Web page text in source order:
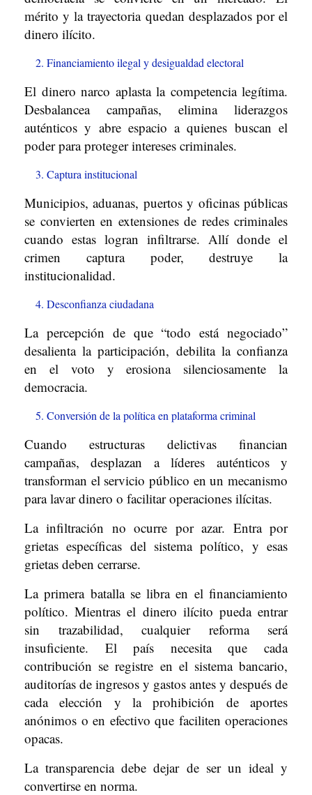
mérito y la trayectoria quedan desplazados por el
dinero ilícito.
Financiamiento ilegal y desigualdad electoral
El dinero narco aplasta la competencia legítima.
Desbalancea campañas, elimina liderazgos
auténticos y abre espacio a quienes buscan el
poder para proteger intereses criminales.
Captura institucional
Municipios, aduanas, puertos y oficinas públicas
se convierten en extensiones de redes criminales
cuando estas logran infiltrarse. Allí donde el
crimen captura poder, destruye la
institucionalidad.
Desconfianza ciudadana
La percepción de que “todo está negociado”
desalienta la participación, debilita la confianza
en el voto y erosiona silenciosamente la
democracia.
Conversión de la política en plataforma criminal
Cuando estructuras delictivas financian
campañas, desplazan a líderes auténticos y
transforman el servicio público en un mecanismo
para lavar dinero o facilitar operaciones ilícitas.
La infiltración no ocurre por azar. Entra por
grietas específicas del sistema político, y esas
grietas deben cerrarse.
La primera batalla se libra en el financiamiento
político. Mientras el dinero ilícito pueda entrar
sin trazabilidad, cualquier reforma será
insuficiente. El país necesita que cada
contribución se registre en el sistema bancario,
auditorías de ingresos y gastos antes y después de
cada elección y la prohibición de aportes
anónimos o en efectivo que faciliten operaciones
opacas.
La transparencia debe dejar de ser un ideal y
convertirse en norma.